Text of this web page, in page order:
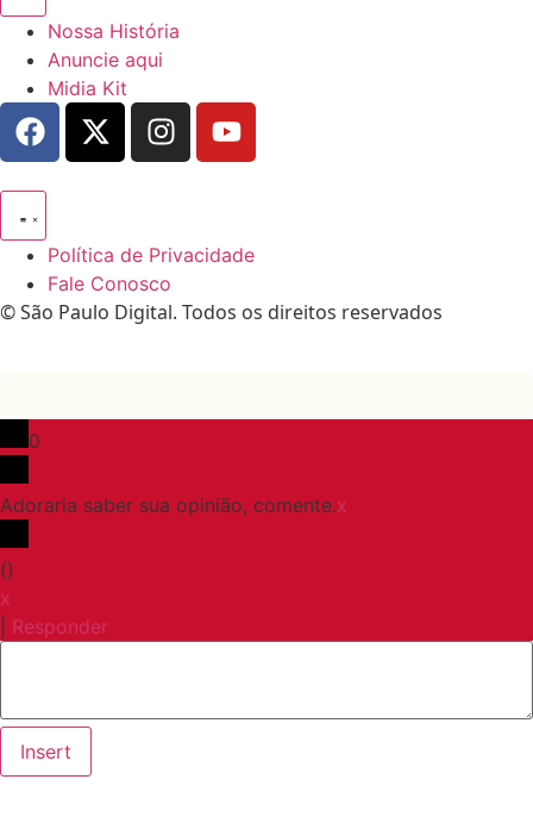
Nossa História
Anuncie aqui
Midia Kit
Política de Privacidade
Fale Conosco
© São Paulo Digital. Todos os direitos reservados
0
Adoraria saber sua opinião, comente.x
()
x
Responder
Insert